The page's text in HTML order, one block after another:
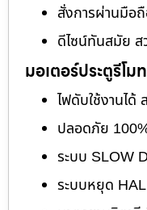
สั่งการผ่านมือ
ดีไซน์ทันสมัย ส
มอเตอร์ประตูรีโม
ไฟดับใช้งานได้
ปลอดภัย
ระบบ SLOW
ระบบหยุด